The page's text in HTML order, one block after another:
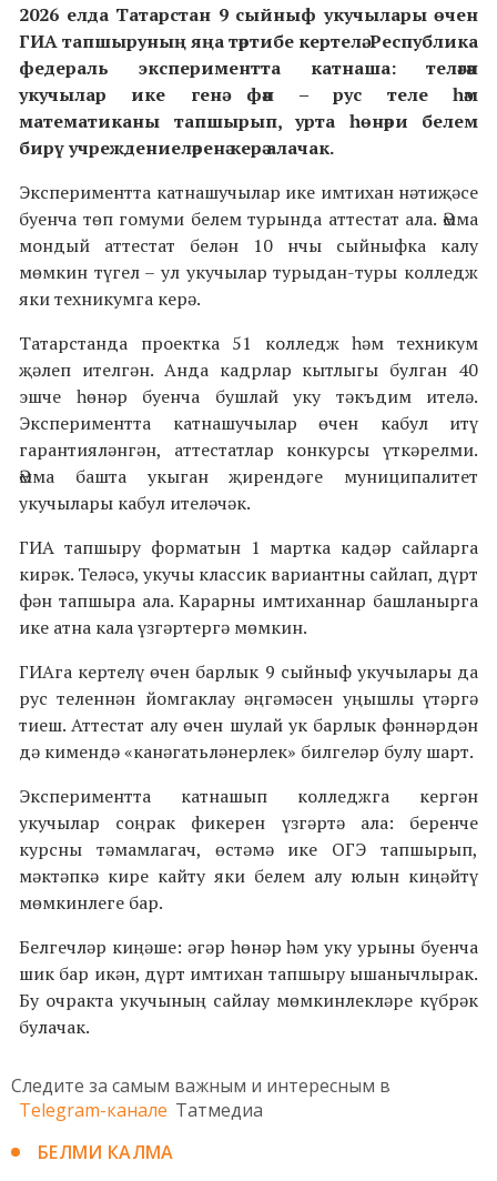
2026 елда Татарстан 9 сыйныф укучылары өчен
ГИАтапшыруның яңа тәртибе кертелә. Республика
федераль экспериментта катнаша: теләгән
укучылар ике генә фән – рус теле һәм
математиканы тапшырып, урта һөнәри белем
бирү учреждениеләренә керә алачак.
Экспериментта катнашучылар ике имтихан нәтиҗәсе
буенча төп гомуми белем турында аттестат ала. Әмма
мондый аттестат белән 10 нчы сыйныфка калу
мөмкин түгел – ул укучылар турыдан-туры колледж
яки техникумга керә.
Татарстанда проектка 51 колледж һәм техникум
җәлеп ителгән. Анда кадрлар кытлыгы булган 40
эшче һөнәр буенча бушлай уку тәкъдим ителә.
Экспериментта катнашучылар өчен кабул итү
гарантияләнгән, аттестатлар конкурсы үткәрелми.
Әмма башта укыган җирендәге муниципалитет
укучылары кабул ителәчәк.
ГИА тапшыру форматын 1 мартка кадәр сайларга
кирәк. Теләсә, укучы классик вариантны сайлап, дүрт
фән тапшыра ала. Карарны имтиханнар башланырга
ике атна кала үзгәртергә мөмкин.
ГИАга кертелү өчен барлык 9 сыйныф укучылары да
рус теленнән йомгаклау әңгәмәсен уңышлы үтәргә
тиеш. Аттестат алу өчен шулай ук барлык фәннәрдән
дә кимендә «канәгатьләнерлек» билгеләр булу шарт.
Экспериментта катнашып колледжга кергән
укучылар соңрак фикерен үзгәртә ала: беренче
курсны тәмамлагач, өстәмә ике ОГЭ тапшырып,
мәктәпкә кире кайту яки белем алу юлын киңәйтү
мөмкинлеге бар.
Белгечләр киңәше: әгәр һөнәр һәм уку урыны буенча
шик бар икән, дүрт имтихан тапшыру ышанычлырак.
Бу очракта укучының сайлау мөмкинлекләре күбрәк
булачак.
Следите за самым важным и интересным в
Telegram-канале Татмедиа
БЕЛМИ КАЛМА